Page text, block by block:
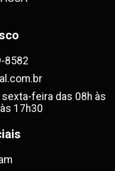
8582
feira das 08h às
17h30